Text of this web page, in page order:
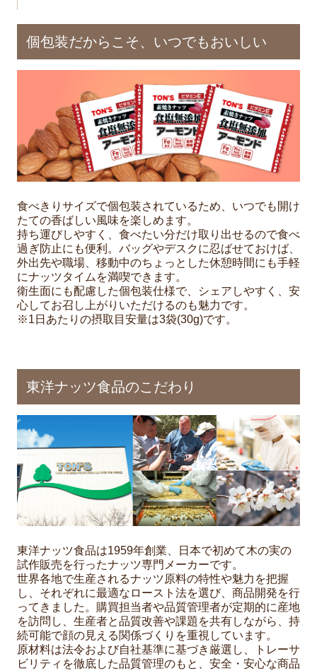
個包装だからこそ、いつでもおいしい
食べきりサイズで個包装されているため、いつでも開け
たての香ばしい風味を楽しめます。
持ち運びしやすく、食べたい分だけ取り出せるので食べ
過ぎ防止にも便利。バッグやデスクに忍ばせておけば、
外出先や職場、移動中のちょっとした休憩時間にも手軽
にナッツタイムを満喫できます。
衛生面にも配慮した個包装仕様で、シェアしやすく、安
心してお召し上がりいただけるのも魅力です。
※1日あたりの摂取目安量は3袋(30g)です。
東洋ナッツ食品のこだわり
東洋ナッツ食品は1959年創業、日本で初めて木の実の
試作販売を行ったナッツ専門メーカーです。
世界各地で生産されるナッツ原料の特性や魅力を把握
し、それぞれに最適なロースト法を選び、商品開発を行
ってきました。購買担当者や品質管理者が定期的に産地
を訪問し、生産者と品質改善や課題を共有しながら、持
続可能で顔の見える関係づくりを重視しています。
原材料は法令および自社基準に基づき厳選し、トレーサ
ビリティを徹底した品質管理のもと、安全・安心な商品